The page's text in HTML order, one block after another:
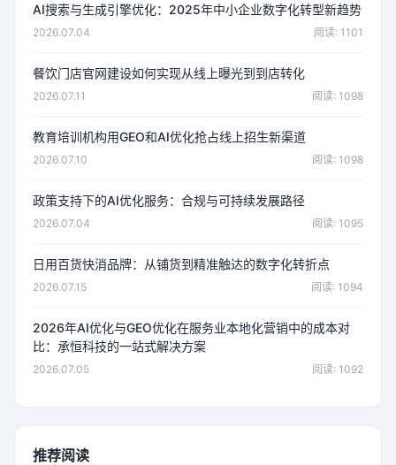
AI搜索与生成引擎优化：2025年中小企业数字化转型新趋势
2026.07.04 阅读: 1101
餐饮门店官网建设如何实现从线上曝光到到店转化
2026.07.11 阅读: 1098
教育培训机构用GEO和AI优化抢占线上招生新渠道
2026.07.10 阅读: 1098
政策支持下的AI优化服务：合规与可持续发展路径
2026.07.04 阅读: 1095
日用百货快消品牌：从铺货到精准触达的数字化转折点
2026.07.15 阅读: 1094
2026年AI优化与GEO优化在服务业本地化营销中的成本对
比：承恒科技的一站式解决方案
2026.07.05 阅读: 1092
推荐阅读